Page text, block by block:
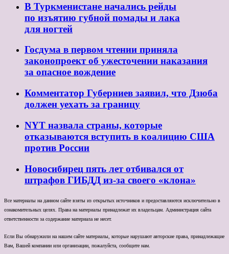
В Туркменистане начались рейды
по изъятию губной помады и лака
для ногтей
Госдума в первом чтении приняла
законопроект об ужесточении наказания
за опасное вождение
Комментатор Губерниев заявил, что Дзюба
должен уехать за границу
NYT назвала страны, которые
отказываются вступить в коалицию США
против России
Новосибирец пять лет отбивался от
штрафов ГИБДД из-за своего «клона»
Все материалы на данном сайте взяты из открытых источников и предоставляются исключительно в
ознакомительных целях. Права на материалы принадлежат их владельцам. Администрация сайта
ответственности за содержание материала не несет.
Если Вы обнаружили на нашем сайте материалы, которые нарушают авторские права, принадлежащие
Вам, Вашей компании или организации, пожалуйста, сообщите нам.